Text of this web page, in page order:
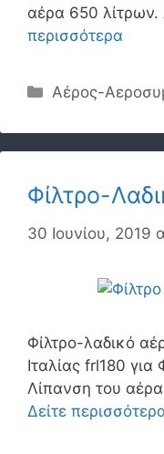
αέρα 650
περισσότερα
Κατηγορίες
Αέρος-
Φίλτρο-
30 Ιουνίου, 2019
Φίλτρο-λαδικό
Ιταλίας frl180
Λίπανση του
Δείτε